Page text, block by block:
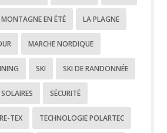
EN ÉTÉ LA PLAGNE
MARCHE NORDIQUE
SKI SKI DE RANDONNÉE
SOLAIRES SÉCURITÉ
TEX TECHNOLOGIE POLARTEC